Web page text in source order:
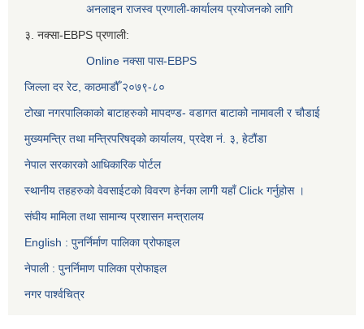
अनलाइन राजस्व प्रणाली-कार्यालय प्रयोजनको लागि
३. नक्सा-EBPS प्रणाली:
Online नक्सा पास-EBPS
जिल्ला दर रेट, काठमाडौँ २०७९-८०
टोखा नगरपालिकाको बाटाहरुको मापदण्ड- वडागत बाटाको नामावली र चौडाई
मुख्यमन्त्रि तथा मन्त्रिपरिषद्को कार्यालय, प्रदेश नं. ३, हेटौंडा
नेपाल सरकारको आधिकारिक पोर्टल
स्थानीय तहहरुको वेवसाईटको विवरण हेर्नका लागी यहाँ Click गर्नुहोस ।
संघीय मामिला तथा सामान्य प्रशासन मन्त्रालय
English : पुनर्निर्माण पालिका प्रोफाइल
नेपाली : पुनर्निमाण पालिका प्रोफाइल
नगर पार्श्वचित्र